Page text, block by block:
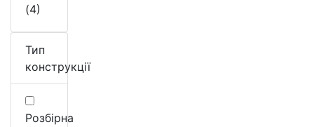
(4)
Тип
конструкції
Розбірна